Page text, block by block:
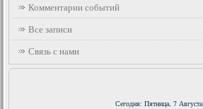
Комментарии событий
Все записи
Связь с нами
Сегодня: Пятница, 7 Августа